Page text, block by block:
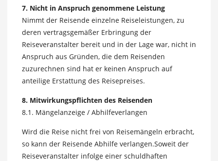
7. Nicht in Anspruch genommene Leistung
Nimmt der Reisende einzelne Reiseleistungen, zu
deren vertragsgemäßer Erbringung der
Reiseveranstalter bereit und in der Lage war, nicht in
Anspruch aus Gründen, die dem Reisenden
zuzurechnen sind hat er keinen Anspruch auf
anteilige Erstattung des Reisepreises.
8. Mitwirkungspflichten des Reisenden
8.1. Mängelanzeige / Abhilfeverlangen
Wird die Reise nicht frei von Reisemängeln erbracht,
so kann der Reisende Abhilfe verlangen.Soweit der
Reiseveranstalter infolge einer schuldhaften